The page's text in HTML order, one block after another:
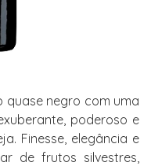
quase negro com uma
poderoso e
Finesse, elegância e
de frutos silvestres,